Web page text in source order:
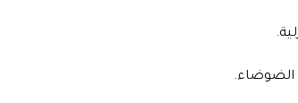
الضوضاء.